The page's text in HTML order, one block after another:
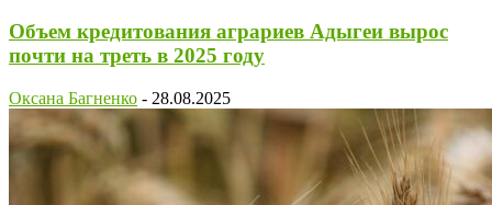
Объем кредитования аграриев Адыгеи вырос
почти на треть в 2025 году
Оксана Багненко - 28.08.2025